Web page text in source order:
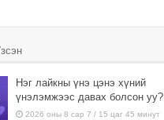
Нэг лайкны үнэ цэнэ хүний
үнэлэмжээс давах болсон уу?
2026 оны 8 сар 7 / 15 цаг 45 минут